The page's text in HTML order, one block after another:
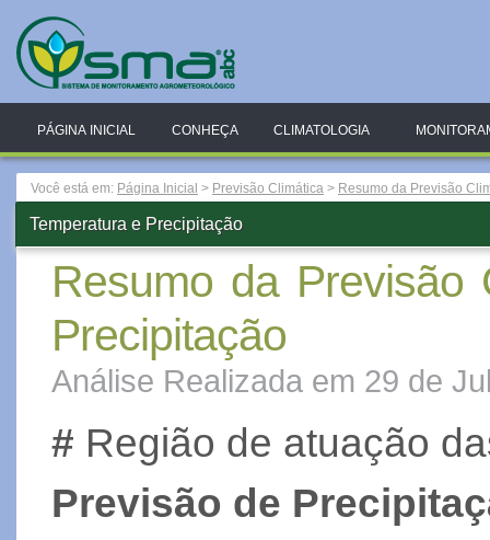
PÁGINA INICIAL CONHEÇA CLIMATOLOGIA
Você está em: Página Inicial > Previsão Climática > Resumo da Previsão
Temperatura e Precipitação
Resumo da Previsão
Precipitação
Análise Realizada em 29 de
# Região de atuação
Previsão de